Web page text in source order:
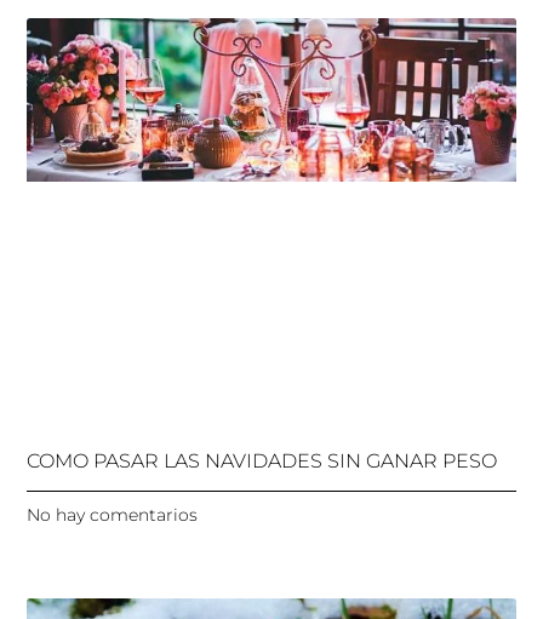
COMO PASAR LAS NAVIDADES SIN GANAR PESO
No hay comentarios